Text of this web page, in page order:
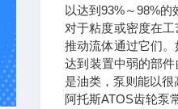
以达到93%～98%的
对于粘度或密度在
推动流体通过它们
达到装置中弱的部
是油类，泵则能以很
阿托斯ATOS齿轮泵